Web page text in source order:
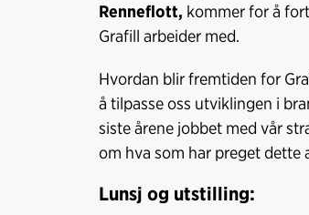
Renneflott, kommer for å
Grafill arbeider med.
Hvordan blir fremtiden for
å tilpasse oss utviklingen i
siste årene jobbet med vår
om hva som har preget dette
Lunsj og utstilling: